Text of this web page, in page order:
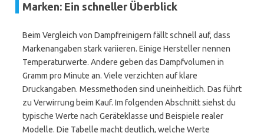
Marken: Ein schneller Überblick
Beim Vergleich von Dampfreinigern fällt schnell auf, dass
Markenangaben stark variieren. Einige Hersteller nennen
Temperaturwerte. Andere geben das Dampfvolumen in
Gramm pro Minute an. Viele verzichten auf klare
Druckangaben. Messmethoden sind uneinheitlich. Das führt
zu Verwirrung beim Kauf. Im folgenden Abschnitt siehst du
typische Werte nach Geräteklasse und Beispiele realer
Modelle. Die Tabelle macht deutlich, welche Werte